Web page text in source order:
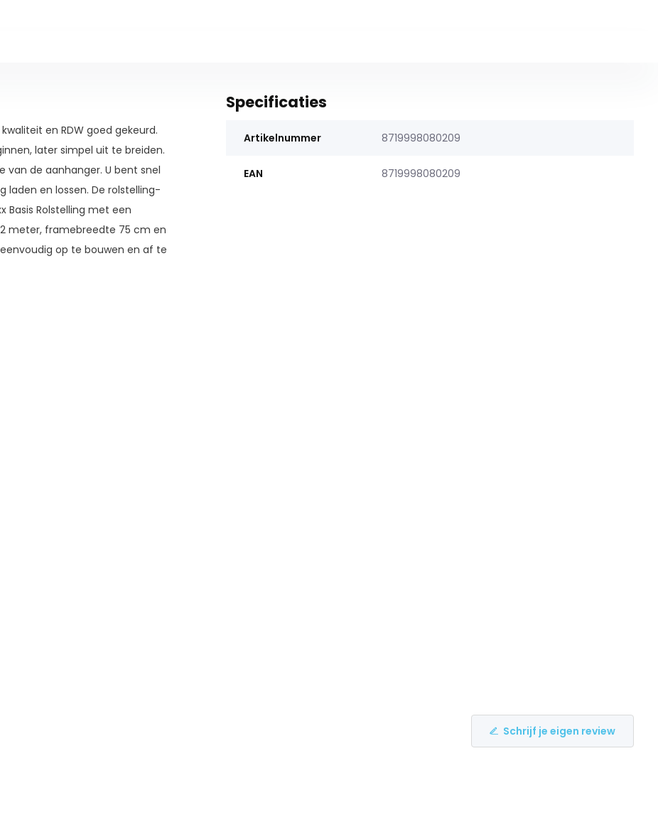
en RDW goed gekeurd.
later simpel uit te breiden.
van de aanhanger. U bent snel
laden en lossen. De rolstelling-
Rolstelling met een
meter, framebreedte 75 cm en
op te bouwen en af te
Specificaties
Artikelnummer 8719998080209
EAN 8719998080209
Schrijf je eigen review